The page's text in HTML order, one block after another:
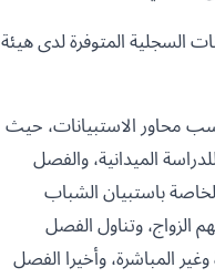
السجلية المتوفرة لدى هيئة
محاور الاستبيانات، حيث
الميدانية، والفصل
باستبيان الشباب
الزواج، وتناول الفصل
المباشرة، وأخيرا الفصل